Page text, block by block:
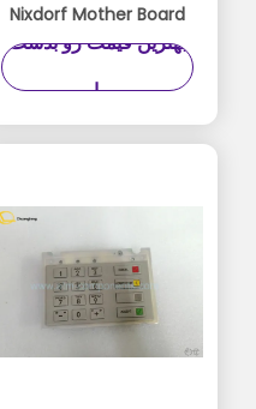
Nixdorf Mother Board
Pentium Core i5 Intel
Windows 10 Ready
بهترین قیمت رو بدست
بیار